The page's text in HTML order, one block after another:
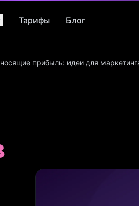
Тарифы Блог
прибыль: идеи для